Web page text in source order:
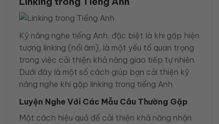
Kỹ năng nghe tiếng Anh, đặc biệt là khi gặp hiện
tượng linking (nối âm), là một yếu tố quan trọng
trong việc cải thiện khả năng giao tiếp tự nhiên.
Dưới đây là một số cách giúp bạn cải thiện kỹ
năng nghe khi gặp linking trong tiếng Anh.
Luyện Nghe Với Các Mẫu Câu Thường Gặp
Một cách hiệu quả để cải thiện khả năng nhận